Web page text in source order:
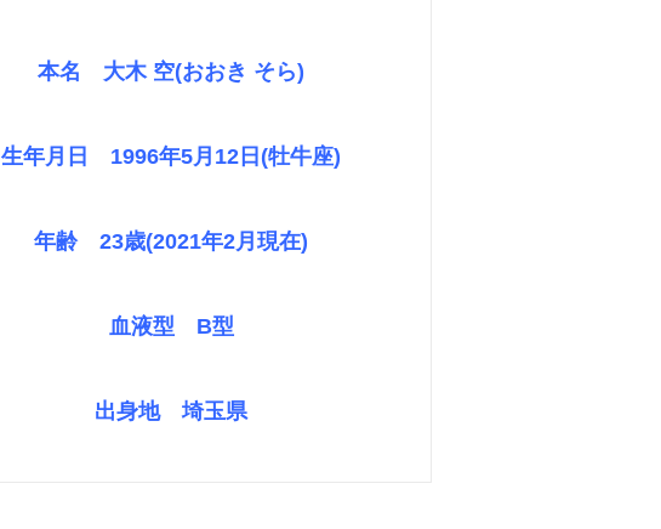
本名 大木 空(おおき そら)
生年月日 1996年5月12日(牡牛座)
年齢 23歳(2021年2月現在)
血液型 B型
出身地 埼玉県